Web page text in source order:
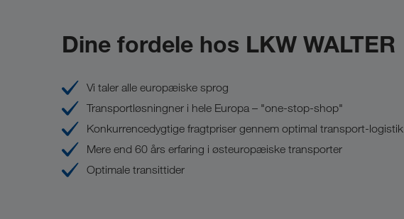
Dine fordele hos LKW WALTER
Vi taler alle europæiske sprog
Transportløsningner i hele Europa – "one-stop-shop"
Konkurrencedygtige fragtpriser gennem optimal transport-logistik
Mere end 60 års erfaring i østeuropæiske transporter
Optimale transittider